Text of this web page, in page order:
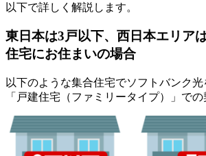
以下で詳しく解説します。
東日本は3戸以下、西日本エリア
住宅にお住まいの場合
以下のような集合住宅でソフトバンク
「戸建住宅（ファミリータイプ）」での